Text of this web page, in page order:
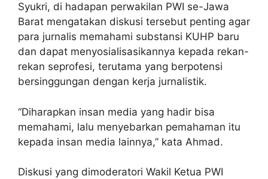
Syukri, di hadapan perwakilan PWI se-Jawa
Barat mengatakan diskusi tersebut penting agar
para jurnalis memahami substansi KUHP baru
dan dapat menyosialisasikannya kepada rekan-
rekan seprofesi, terutama yang berpotensi
bersinggungan dengan kerja jurnalistik.
“Diharapkan insan media yang hadir bisa
memahami, lalu menyebarkan pemahaman itu
kepada insan media lainnya,” kata Ahmad.
Diskusi yang dimoderatori Wakil Ketua PWI